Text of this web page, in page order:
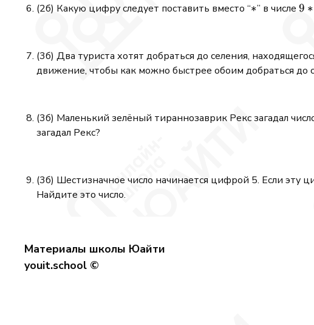
(2б) Какую цифру следует поставить вместо ‘‘*
∗’’ в числе 9 ∗
(3б) Два туриста хотят добраться до селения,
движение, чтобы как можно быстрее обоим добраться до
(3б) Маленький зелёный тираннозаврик Рекс загадал
загадал Рекс?
(3б) Шестизначное число начинается цифрой 5. Если эту
Найдите это число.
Материалы школы Юайти
youit.school ©